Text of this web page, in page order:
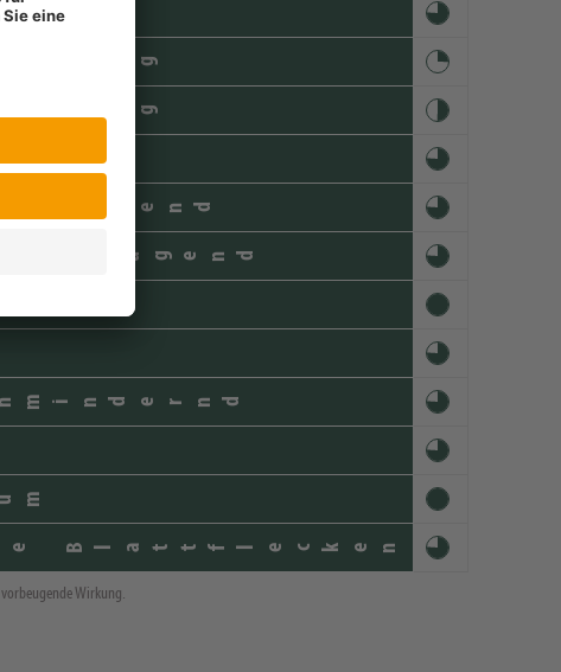
Blattflecken
Wirkung.